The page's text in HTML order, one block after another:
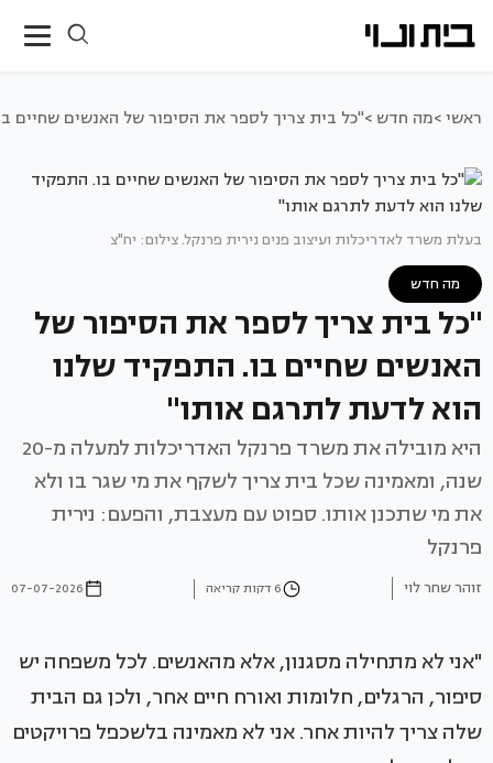
ראשי >מה חדש >"כל בית צריך לספר את הסיפור של האנשים שחיים
בעלת משרד לאדריכלות ועיצוב פנים נירית פרנקל. צילום: יח"צ
מה חדש
"כל בית צריך לספר את הסיפור של
האנשים שחיים בו. התפקיד שלנו
הוא לדעת לתרגם אותו"
היא מובילה את משרד פרנקל האדריכלות למעלה מ-20
שנה, ומאמינה שכל בית צריך לשקף את מי שגר בו ולא
את מי שתכנן אותו. ספוט עם מעצבת, והפעם: נירית
פרנקל
זוהר שחר לוי 6 דקות קריאה 07-07-2026
"אני לא מתחילה מסגנון, אלא מהאנשים. לכל משפחה יש
סיפור, הרגלים, חלומות ואורח חיים אחר, ולכן גם הבית
שלה צריך להיות אחר. אני לא מאמינה בלשכפל פרויקטים